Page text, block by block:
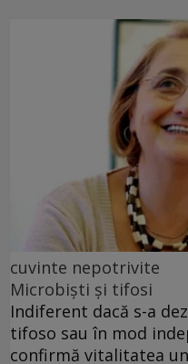
cuvinte nepotrivite
Microbiști și tifosi
Indiferent dacă s-a
tifoso sau în mod
confirmă vitalitatea